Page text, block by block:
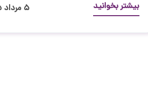
بیشتر بخوانید ۵ مرداد ۱۴۰۵